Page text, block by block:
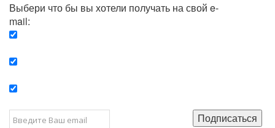
Выбери что бы вы хотели получать на свой e-
mail:
Подписаться